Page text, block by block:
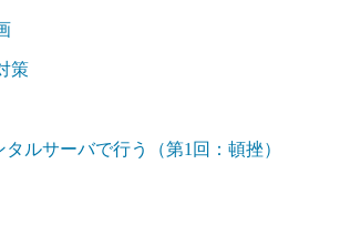
策
タルサーバで行う（第1回：頓挫）